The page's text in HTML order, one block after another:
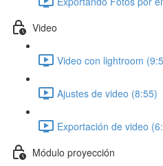
Video
Video con lightroom
Ajustes de video (8:55)
Exportación de video
Módulo proyección